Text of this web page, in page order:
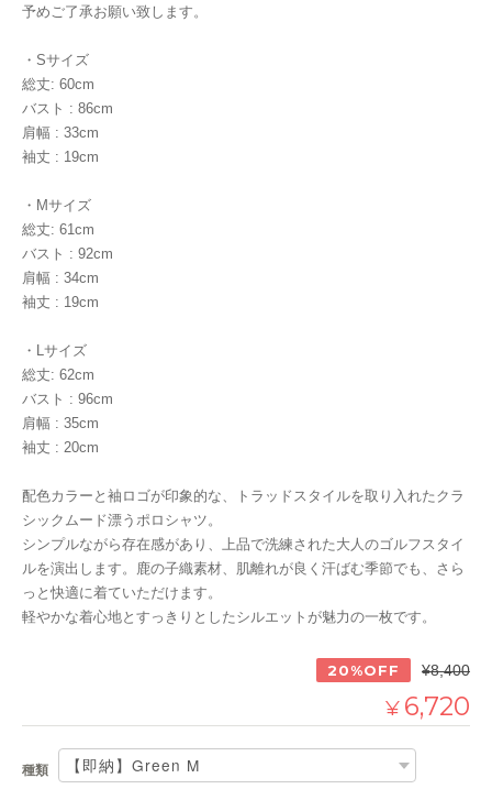
予めご了承お願い致します。
・Sサイズ
総丈: 60cm
バスト : 86cm
肩幅 : 33cm
袖丈 : 19cm
・Mサイズ
総丈: 61cm
バスト : 92cm
肩幅 : 34cm
袖丈 : 19cm
・Lサイズ
総丈: 62cm
バスト : 96cm
肩幅 : 35cm
袖丈 : 20cm
配色カラーと袖ロゴが印象的な、トラッドスタイルを取り入れたクラ
シックムード漂うポロシャツ。
シンプルながら存在感があり、上品で洗練された大人のゴルフスタイ
ルを演出します。鹿の子織素材、肌離れが良く汗ばむ季節でも、さら
っと快適に着ていただけます。
軽やかな着心地とすっきりとしたシルエットが魅力の一枚です。
20%OFF ¥8,400
¥ 6,720
種類